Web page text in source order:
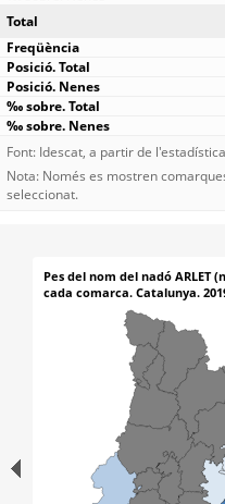
Total
Font: Idescat, a partir de
Nota: Només es mostren
seleccionat.